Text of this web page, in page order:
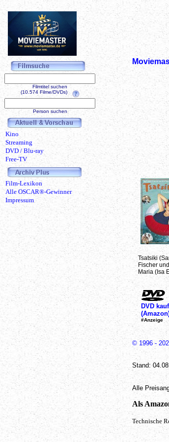
Tsatsiki
Fischer
Maria (Isa
DVD
#Anzeige
© 1996 -
Stand:
Alle
Als
Technische
Filmtitel suchen
(10.574 Filme/DVDs)
Person suchen
Kino
Streaming
DVD / Blu-ray
Free-TV
Film-Lexikon
Alle OSCAR®-Gewinner
Impressum